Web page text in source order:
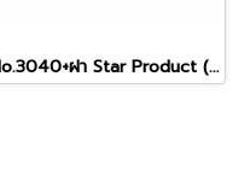
No.3040+ฝา Star Product (Cow)